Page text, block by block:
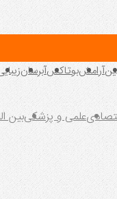
آرامشبوتاکسآبرسان
علمی و پزشکیبین